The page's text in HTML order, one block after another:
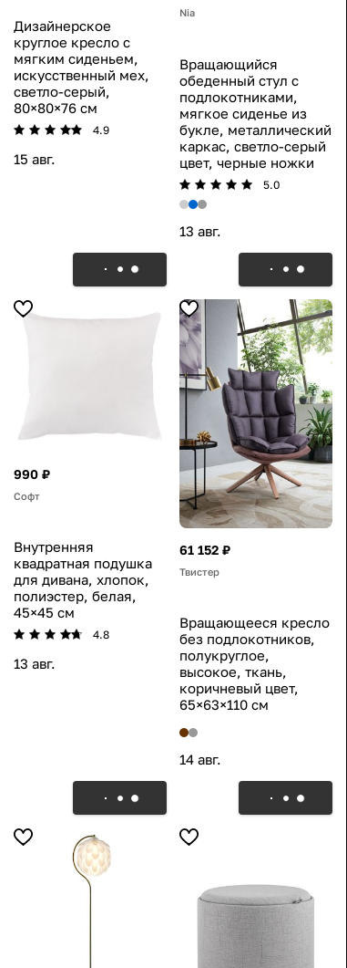
Дизайнерское
круглое кресло с
мягким сиденьем,
искусственный мех,
светло-серый,
80×80×76 см
4.9
15 авг.
Nia
Вращающийся
обеденный стул с
подлокотниками,
мягкое сиденье из
букле, металлический
каркас, светло-серый
цвет, черные ножки
5.0
13 авг.
990 ₽
Софт
Внутренняя
квадратная подушка
для дивана, хлопок,
полиэстер, белая,
45×45 см
4.8
13 авг.
61 152 ₽
Твистер
Вращающееся кресло
без подлокотников,
полукруглое,
высокое, ткань,
коричневый цвет,
65×63×110 см
14 авг.